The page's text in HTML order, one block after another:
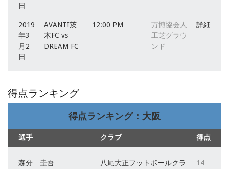
日
2019
年3
月2
日
AVANTI茨
木FC vs
DREAM FC
12:00 PM
万博協会人
工芝グラウ
ンド
詳細
得点ランキング
得点ランキング：大阪
選手 クラブ 得点
森分 圭吾
八尾大正フットボールクラ
14